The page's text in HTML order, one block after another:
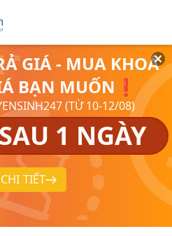
GIÁ - MUA KHOÁ
BẠN MUỐN❗
(TỪ 10-12/08)
1 NGÀY
TIẾT